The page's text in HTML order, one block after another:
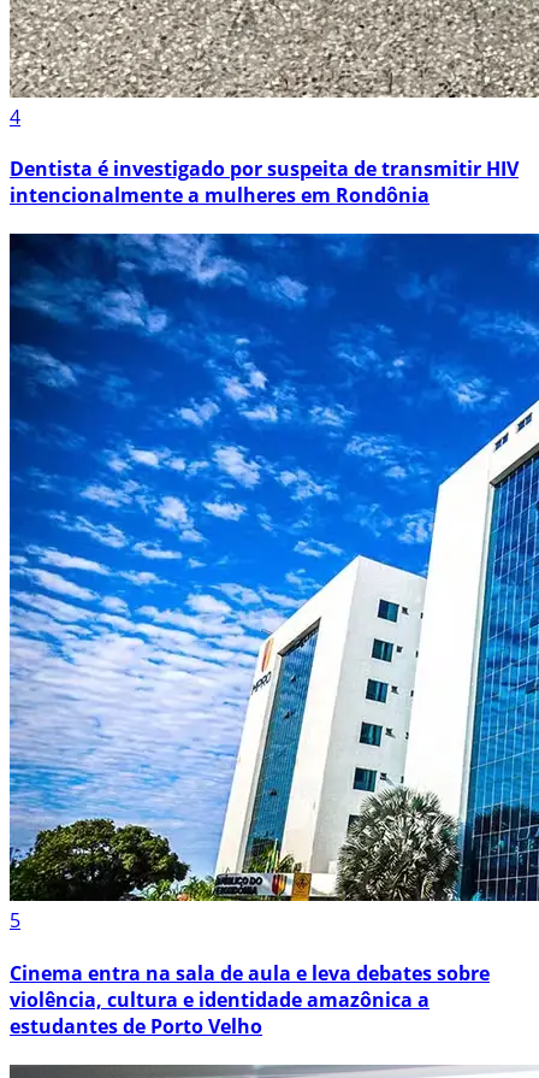
4
Dentista é investigado por suspeita de transmitir HIV
intencionalmente a mulheres em Rondônia
5
Cinema entra na sala de aula e leva debates sobre
violência, cultura e identidade amazônica a
estudantes de Porto Velho